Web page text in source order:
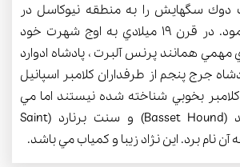
دوك سگهايش را به منطقه نيوكاسل در
انگلستان منتقل نمود. در قرن 19 ميلادي به اوج شهرت خود
همانند پرنس آلبرت ، پادشاه ادوارد
جرج پنجم از طرفداران كلامبر اسپانيل
بخوبي شناخته شده نيستند اما مي
توان از باست هاند (Basset Hound) و سنت برنارد (Saint